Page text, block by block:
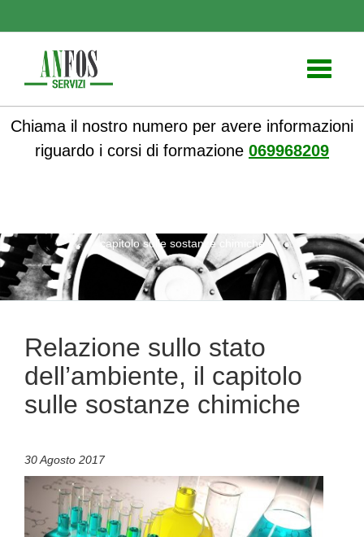
Toggle
Chiama il nostro numero per avere informazioni
riguardo i corsi di formazione 069968209
capitolo sulle sostanze chimiche
Relazione sullo stato
dell’ambiente, il capitolo
sulle sostanze chimiche
30 Agosto 2017